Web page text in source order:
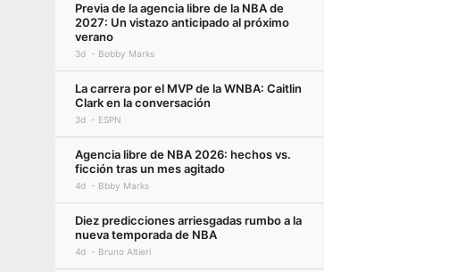
Previa de la agencia libre de la NBA de
2027: Un vistazo anticipado al próximo
verano
3d Bobby Marks
La carrera por el MVP de la WNBA: Caitlin
Clark en la conversación
3d ESPN
Agencia libre de NBA 2026: hechos vs.
ficción tras un mes agitado
4d Bbby Marks
Diez predicciones arriesgadas rumbo a la
nueva temporada de NBA
4d Bruno Altieri